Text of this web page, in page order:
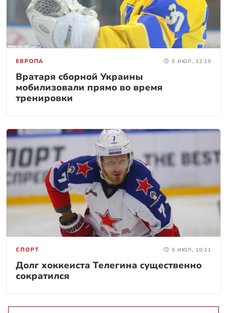
ЕВРОПА 5 ИЮЛ, 12:19
Вратаря сборной Украины
мобилизовали прямо во время
тренировки
СПОРТ 5 ИЮЛ, 10:11
Долг хоккеиста Телегина существенно
сократился